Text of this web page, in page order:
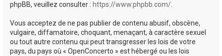
phpBB, veuillez consulter : https://www.phpbb.com/.
Vous acceptez de ne pas publier de contenu abusif, obscène,
vulgaire, diffamatoire, choquant, menaçant, à caractère sexuel
ou tout autre contenu qui peut transgresser les lois de votre
pays, du pays où « OpenConcerto » est hébergé ou les lois